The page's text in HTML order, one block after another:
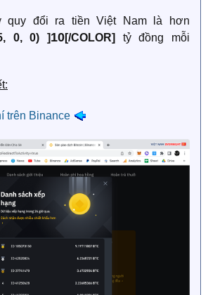
quy đổi ra tiền Việt Nam là hơn
0, 0) ]10[/COLOR]
tỷ đồng mỗi
trên Binance